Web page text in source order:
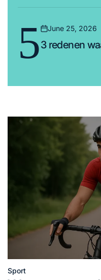
5Posted
on
June 25, 2026
3 redenen
Posted
Sport